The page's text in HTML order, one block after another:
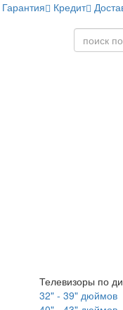
Гарантия Кредит
Телевизоры по
32" - 39" дюймов